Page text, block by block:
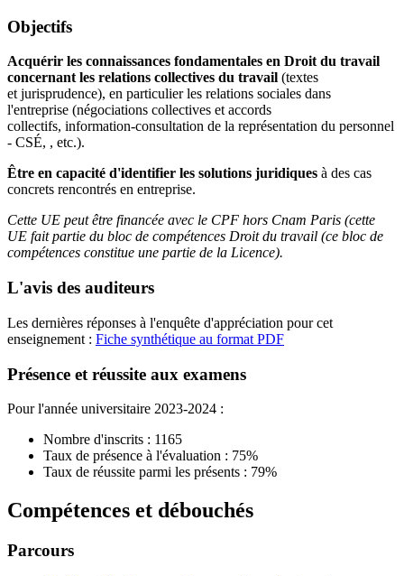
Objectifs
Acquérir les connaissances fondamentales en Droit du travail
concernant les relations collectives du travail (textes
et jurisprudence), en particulier les relations sociales dans
l'entreprise (négociations collectives et accords
collectifs, information-consultation de la représentation du personnel
- CSÉ, , etc.).
Être en capacité d'identifier les solutions juridiques à des cas
concrets rencontrés en entreprise.
Cette UE peut être financée avec le CPF hors Cnam Paris (cette
UE fait partie du bloc de compétences Droit du travail (ce bloc de
compétences constitue une partie de la Licence).
L'avis des auditeurs
Les dernières réponses à l'enquête d'appréciation pour cet
enseignement : Fiche synthétique au format PDF
Présence et réussite aux examens
Pour l'année universitaire 2023-2024 :
Nombre d'inscrits : 1165
Taux de présence à l'évaluation : 75%
Taux de réussite parmi les présents : 79%
Compétences et débouchés
Parcours